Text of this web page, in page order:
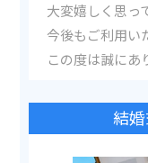
大変嬉しく思っ
今後もご利用い
この度は誠にあ
結